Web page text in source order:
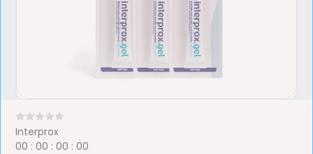
Interprox
00 :00 :00 :00